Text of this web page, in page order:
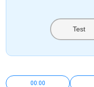
Test
00:00